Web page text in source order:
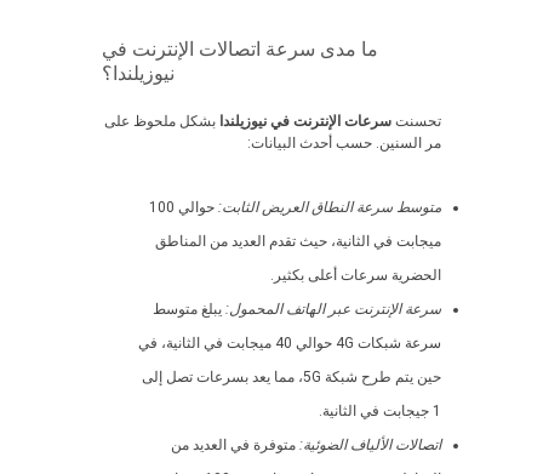
ما مدى سرعة اتصالات الإنترنت في
نيوزيلندا؟
تحسنت سرعات الإنترنت في نيوزيلندا بشكل ملحوظ على
مر السنين. حسب أحدث البيانات:
متوسط سرعة النطاق العريض الثابت:
حوالي 100
ميجابت في الثانية، حيث تقدم العديد من المناطق
الحضرية سرعات أعلى بكثير.
سرعة الإنترنت عبر الهاتف المحمول: يبلغ متوسط
سرعة شبكات 4G حوالي 40 ميجابت في الثانية، في
حين يتم طرح شبكة 5G، مما يعد بسرعات تصل إلى
1 جيجابت في الثانية.
اتصالات الألياف الضوئية: متوفرة في العديد من